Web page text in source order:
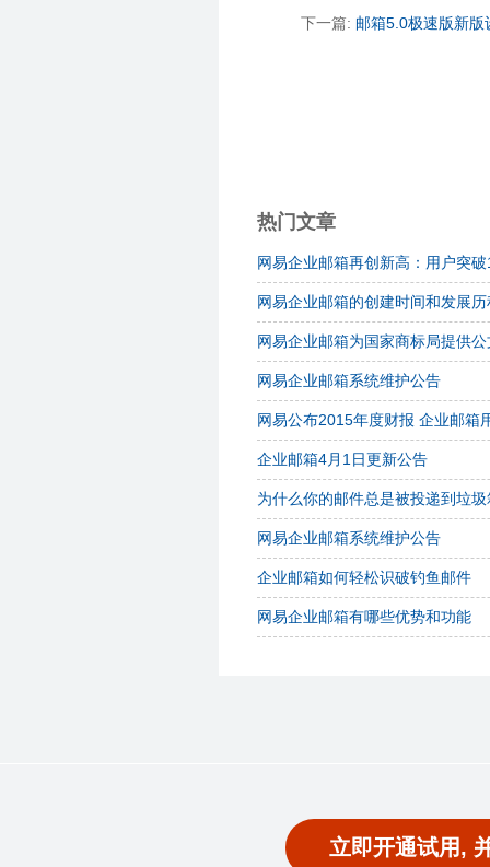
下一篇: 邮箱5.0极速版新版
热门文章
网易企业邮箱再创新高：用户突
网易企业邮箱的创建时间和发展历
网易企业邮箱为国家商标局提供
网易企业邮箱系统维护公告
网易公布2015年度财报 企业邮箱
企业邮箱4月1日更新公告
为什么你的邮件总是被投递到垃
网易企业邮箱系统维护公告
企业邮箱如何轻松识破钓鱼邮件
网易企业邮箱有哪些优势和功能
立即开通试用,